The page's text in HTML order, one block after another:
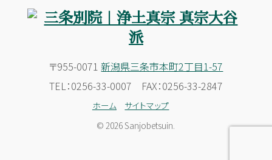
〒955-0071新潟県三条市本町2丁目1-57
TEL：0256-33-0007 FAX：0256-33-2847
ホーム
サイトマップ
© 2026 Sanjobetsuin.